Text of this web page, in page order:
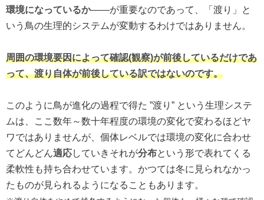
環境になっているか――が重要なのであって、「渡り」と
いう鳥の生理的システムが変動するわけではありません。
周囲の環境要因によって確認(観察)が前後しているだけであ
って、渡り自体が前後している訳ではないのです。
このように鳥が進化の過程で得た ”渡り” という生理システ
ムは、ここ数年～数十年程度の環境の変化で変わるほどヤ
ワではありませんが、個体レベルでは環境の変化に合わせ
てどんどん適応していきそれが分布という形で表れてくる
柔軟性も持ち合わせています。かつては冬に見られなかっ
たものが見られるようになることもあります。